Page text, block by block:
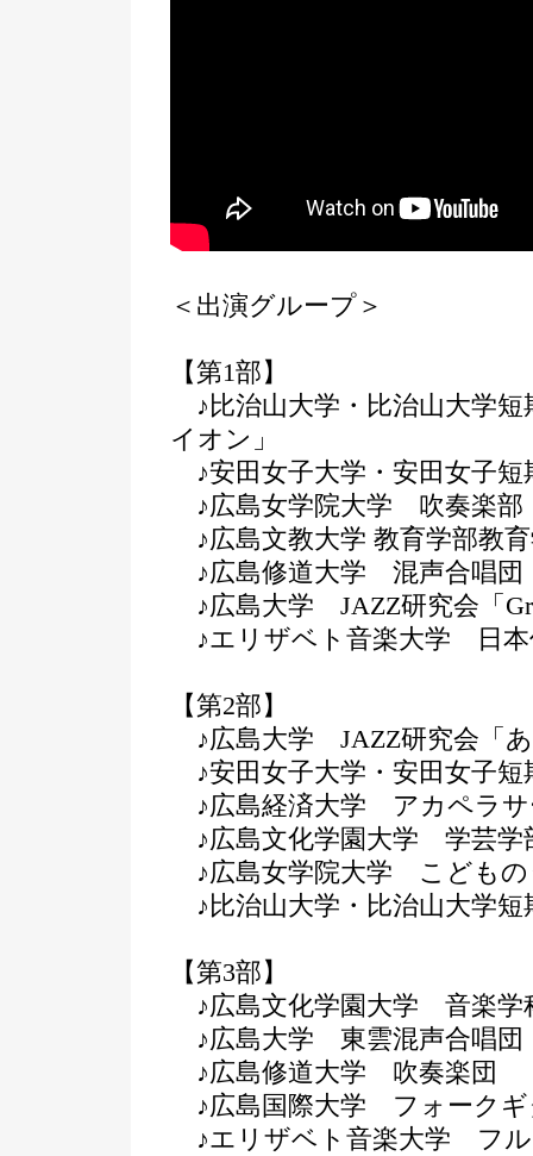
＜出演グループ＞
【第1部】
♪比治山大学・比治山大学
イオン」
♪安田女子大学・安田女子
♪広島女学院大学 吹奏楽部
♪広島文教大学 教育学部教
♪広島修道大学 混声合唱団
♪広島大学 JAZZ研究会「
♪エリザベト音楽大学 日本
【第2部】
♪広島大学 JAZZ研究会「
♪安田女子大学・安田女子
♪広島経済大学 アカペラサ
♪広島文化学園大学 学芸学
♪広島女学院大学 こどもの
♪比治山大学・比治山大学
【第3部】
♪広島文化学園大学 音楽
♪広島大学 東雲混声合唱
♪広島修道大学 吹奏楽団
♪広島国際大学 フォークギ
♪エリザベト音楽大学 フル